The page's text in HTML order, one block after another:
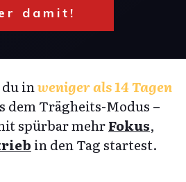
damit!
inweniger als 14 Tagen
dem Trägheits-Modus –
spürbar mehrFokus,
in den Tag startest.